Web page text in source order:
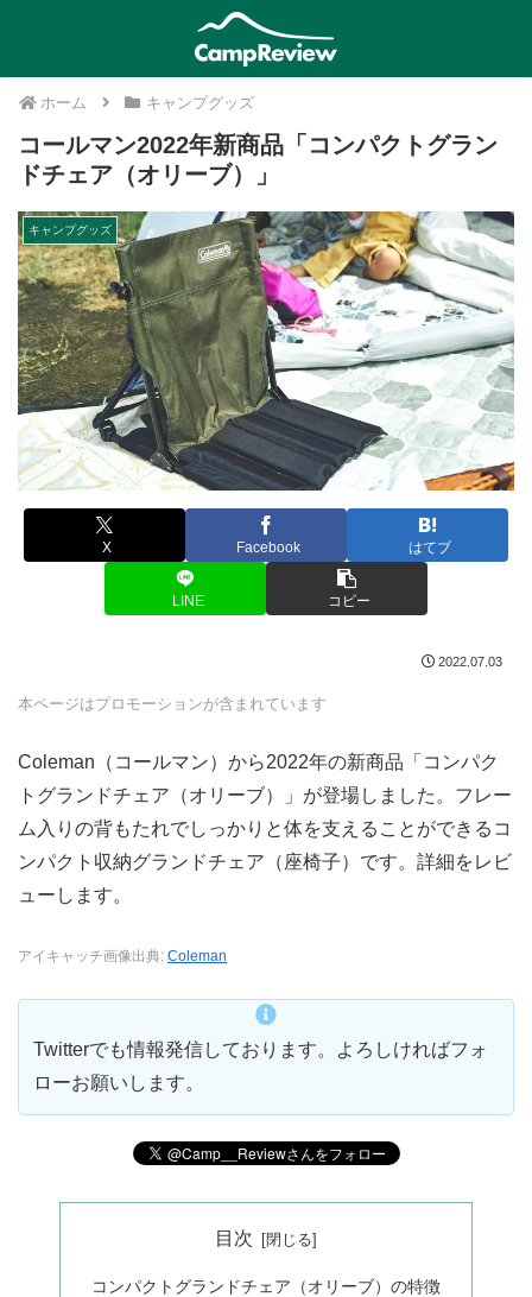
ホーム キャンプグッズ
コールマン2022年新商品「コンパクトグラン
ドチェア（オリーブ）」
キャンプグッズ
X Facebook はてブ
LINE コピー
2022.07.03
本ページはプロモーションが含まれています
Coleman（コールマン）から2022年の新商品「コンパク
トグランドチェア（オリーブ）」が登場しました。フレー
ム入りの背もたれでしっかりと体を支えることができるコ
ンパクト収納グランドチェア（座椅子）です。詳細をレビ
ューします。
アイキャッチ画像出典: Coleman
Twitterでも情報発信しております。よろしければフォ
ローお願いします。
目次
コンパクトグランドチェア（オリーブ）の特徴